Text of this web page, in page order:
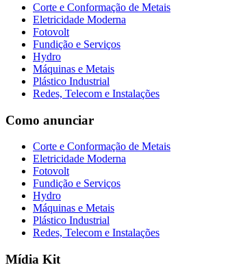
Corte e Conformação de Metais
Eletricidade Moderna
Fotovolt
Fundição e Serviços
Hydro
Máquinas e Metais
Plástico Industrial
Redes, Telecom e Instalações
Como anunciar
Corte e Conformação de Metais
Eletricidade Moderna
Fotovolt
Fundição e Serviços
Hydro
Máquinas e Metais
Plástico Industrial
Redes, Telecom e Instalações
Mídia Kit